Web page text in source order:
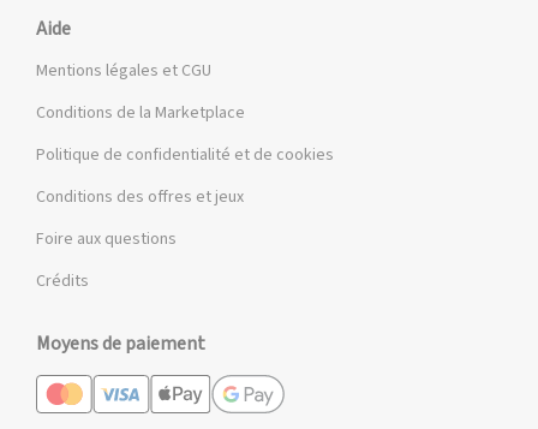
Aide
Mentions légales et CGU
Conditions de la Marketplace
Politique de confidentialité et de cookies
Conditions des offres et jeux
Foire aux questions
Crédits
Moyens de paiement